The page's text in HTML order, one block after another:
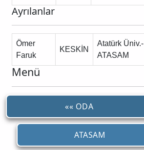
Ayrılanlar
Ömer
Faruk
KESKİN
Atatürk Üniv.-
ATASAM
Menü
«« ODA
ATASAM